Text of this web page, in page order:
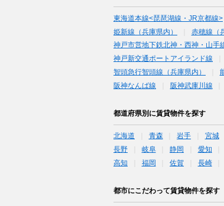
東海道本線<琵琶湖線・JR京都線>
姫新線（兵庫県内）
赤穂線（
神戸市営地下鉄北神・西神・山手
神戸新交通ポートアイランド線
智頭急行智頭線（兵庫県内）
阪神なんば線
阪神武庫川線
都道府県別に賃貸物件を探す
北海道 青森 岩手 宮城
長野
岐阜 静岡 愛知
高知
福岡 佐賀 長崎
都市にこだわって賃貸物件を探す